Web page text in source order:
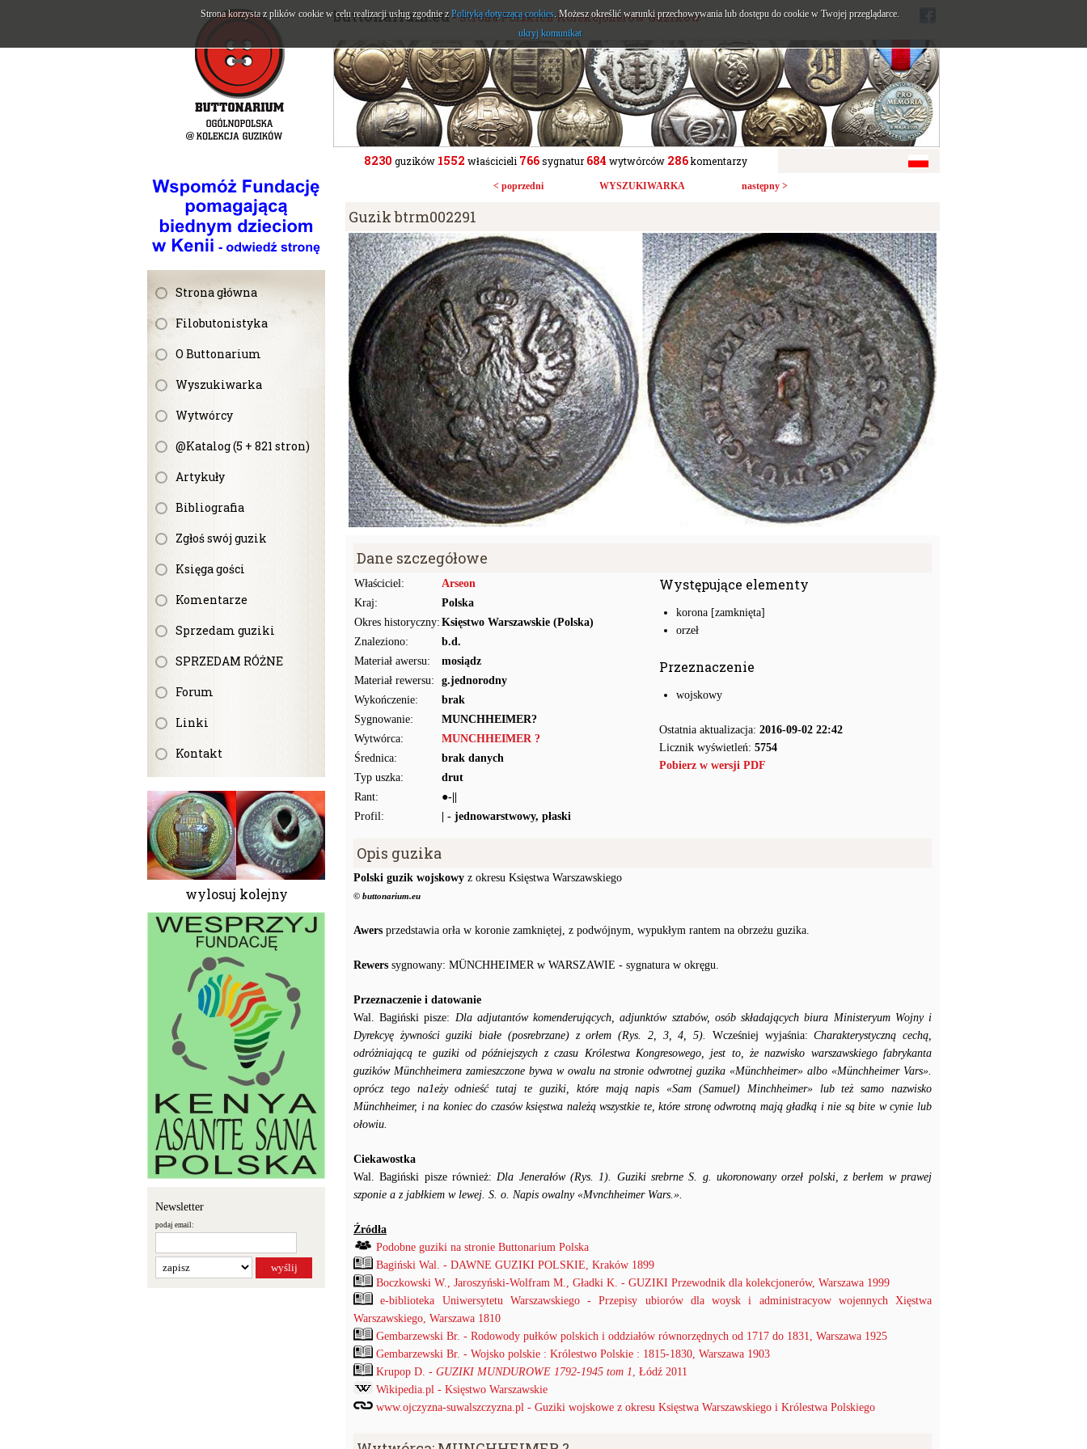
Strona główna
Filobutonistyka
O Buttonarium
Wyszukiwarka
Wytwórcy
@Katalog (5 + 821 stron)
Artykuły
Bibliografia
Zgłoś swój guzik
Księga gości
Komentarze
Sprzedam guziki
SPRZEDAM RÓŻNE
Forum
Linki
Kontakt
wylosuj kolejny
Newsletter
podaj email:
buttonarium.eu- Strona Polskich Kolekcjonerów Guzików
8230 guzików 1552 właścicieli 766sygnatur684 wytwórców 286komentarzy
< poprzedni WYSZUKIWARKA następny >
Guzik btrm002291
Dane szczegółowe
Właściciel:
Arseon
Kraj:
Polska
Okres historyczny: Księstwo Warszawskie (Polska)
Znaleziono:
b.d.
Materiał awersu:
mosiądz
Materiał rewersu:
g.jednorodny
Wykończenie:
brak
Sygnowanie:
MUNCHHEIMER?
Wytwórca:
MUNCHHEIMER ?
Średnica:
brak danych
Typ uszka:
drut
Rant:
●-||
Profil:
| - jednowarstwowy, płaski
Występujące elementy
korona [zamknięta]
orzeł
Przeznaczenie
wojskowy
Ostatnia aktualizacja: 2016-09-02 22:42
Licznik wyświetleń: 5754
Pobierz w wersji PDF
Opis guzika
Polski guzik wojskowy z okresu Księstwa Warszawskiego
© buttonarium.eu
Awers przedstawia orła w koronie zamkniętej, z podwójnym, wypukłym rantem na obrzeżu guzika.
Rewers sygnowany: MÜNCHHEIMER w WARSZAWIE - sygnatura w okręgu.
Przeznaczenie i datowanie
Wal. Bagiński pisze: Dla adjutantów komenderujących, adjunktów sztabów, osób składających biura Ministeryum Wojny i
Dyrekcyę żywności guziki białe (posrebrzane) z orłem (Rys. 2, 3, 4, 5).
Wcześniej wyjaśnia:Charakterystyczną cechą,
odróżniającą te guziki od późniejszych z czasu Królestwa Kongresowego, jest to, że nazwisko warszawskiego fabrykanta
guzików Münchheimera zamieszczone bywa w owalu na stronie odwrotnej guzika «Münchheimer» albo «Münchheimer Vars».
oprócz tego na1eży odnieść tutaj te guziki, które mają napis «Sam (Samuel) Minchheimer» lub też samo nazwisko
Münchheimer, i na koniec do czasów księstwa należą wszystkie te, które stronę odwrotną mają gładką i nie są bite w cynie lub
ołowiu.
Ciekawostka
Wal. Bagiński pisze również:Dla Jenerałów (Rys. 1). Guziki srebrne S. g. ukoronowany orzeł polski, z berłem w prawej
szponie a z jabłkiem w lewej. S. o. Napis owalny «Mvnchheimer Wars.».
Źródła
Podobne guziki na stronie Buttonarium Polska
Bagiński Wal. - DAWNE GUZIKI POLSKIE, Kraków 1899
Boczkowski W., Jaroszyński-Wolfram M., Gładki K. - GUZIKI Przewodnik dla kolekcjonerów, Warszawa 1999
e-biblioteka Uniwersytetu Warszawskiego - Przepisy ubiorów dla woysk i administracyow wojennych Xięstwa
Warszawskiego, Warszawa 1810
Gembarzewski Br. - Rodowody pułków polskich i oddziałów równorzędnych od 1717 do 1831, Warszawa 1925
Gembarzewski Br. - Wojsko polskie : Królestwo Polskie : 1815-1830, Warszawa 1903
Krupop D. - GUZIKI MUNDUROWE 1792-1945 tom 1, Łódź 2011
Wikipedia.pl - Księstwo Warszawskie
www.ojczyzna-suwalszczyzna.pl - Guziki wojskowe z okresu Księstwa Warszawskiego i Królestwa Polskiego
Strona korzysta z plików cookie w celu realizacji usług zgodnie z Polityką dotyczącą cookies. Możesz określić warunki przechowywania lub dostępu do cookie w Twojej przeglądarce.
ukryj komunikat